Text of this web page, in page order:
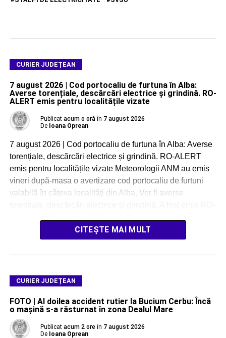
CURIER JUDEȚEAN
7 august 2026 | Cod portocaliu de furtuna în Alba:
Averse torențiale, descărcări electrice și grindină. RO-
ALERT emis pentru localitățile vizate
Publicat acum o oră în 7 august 2026
De Ioana Oprean
7 august 2026 | Cod portocaliu de furtuna în Alba: Averse
torențiale, descărcări electrice și grindină. RO-ALERT
emis pentru localitățile vizate Meteorologii ANM au emis
vineri după-masa o avertizare cod portocaliu de furtuni
valabilă în câteva localități din Alba. Vor fi averse
CITEȘTE MAI MULT
CURIER JUDEȚEAN
FOTO | Al doilea accident rutier la Bucium Cerbu: Încă
o mașină s-a răsturnat în zona Dealul Mare
Publicat acum 2 ore în 7 august 2026
De Ioana Oprean